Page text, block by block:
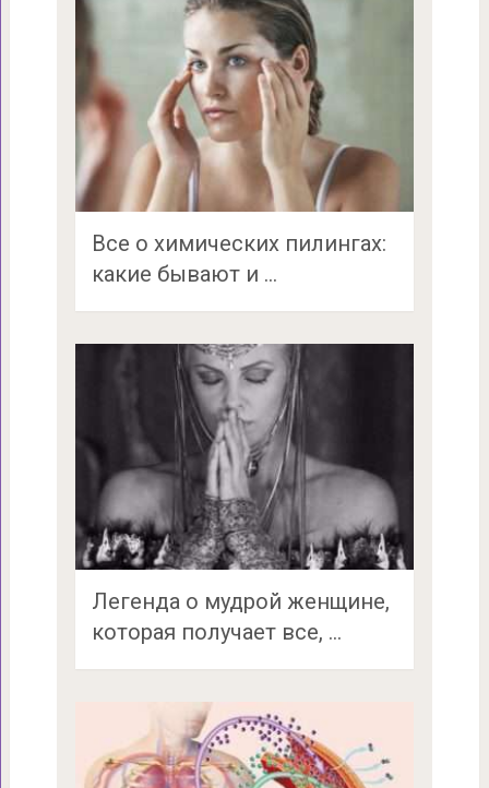
Все о химических пилингах:
какие бывают и …
Легенда о мудрой женщине,
которая получает все, …